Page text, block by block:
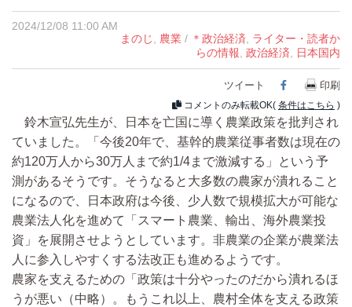
2024/12/08 11:00 AM
まのじ, 農業 / ＊政治経済, ライター・読者か
らの情報, 政治経済, 日本国内
ツイート Facebook
印刷
コメントのみ転載OK( 条件はこちら )
鈴木宣弘先生が、日本を亡国に導く農業政策を批判され
ていました。「今後20年で、基幹的農業従事者数は現在の
約120万人から30万人まで約1/4まで激減する」という予
測があるそうです。そうなると大多数の農家が潰れること
になるので、日本政府は今後、少人数で規模拡大が可能な
農業法人化を進めて「スマート農業、輸出、海外農業投
資」を展開させようとしています。非農業の企業が農業法
人に参入しやすくする法改正も進めるようです。
農家を支えるための「政策は十分やったのだから潰れるほ
うが悪い （中略）
。もうこれ以上、農村全体を支える政策